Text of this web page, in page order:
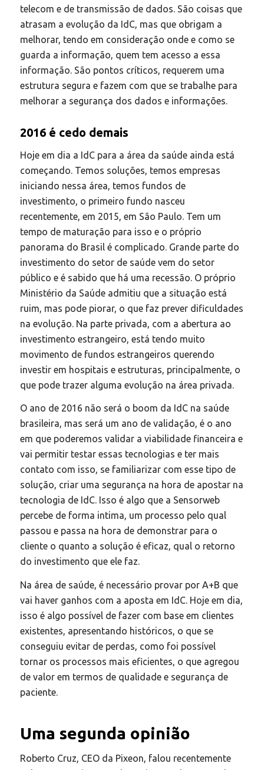
telecom e de transmissão de dados. São coisas que
atrasam a evolução da IdC, mas que obrigam a
melhorar, tendo em consideração onde e como se
guarda a informação, quem tem acesso a essa
informação. São pontos críticos, requerem uma
estrutura segura e fazem com que se trabalhe para
melhorar a segurança dos dados e informações.
2016 é cedo demais
Hoje em dia a IdC para a área da saúde ainda está
começando. Temos soluções, temos empresas
iniciando nessa área, temos fundos de
investimento, o primeiro fundo nasceu
recentemente, em 2015, em São Paulo. Tem um
tempo de maturação para isso e o próprio
panorama do Brasil é complicado. Grande parte do
investimento do setor de saúde vem do setor
público e é sabido que há uma recessão. O próprio
Ministério da Saúde admitiu que a situação está
ruim, mas pode piorar, o que faz prever dificuldades
na evolução. Na parte privada, com a abertura ao
investimento estrangeiro, está tendo muito
movimento de fundos estrangeiros querendo
investir em hospitais e estruturas, principalmente, o
que pode trazer alguma evolução na área privada.
O ano de 2016 não será o boom da IdC na saúde
brasileira, mas será um ano de validação, é o ano
em que poderemos validar a viabilidade financeira e
vai permitir testar essas tecnologias e ter mais
contato com isso, se familiarizar com esse tipo de
solução, criar uma segurança na hora de apostar na
tecnologia de IdC. Isso é algo que a Sensorweb
percebe de forma intima, um processo pelo qual
passou e passa na hora de demonstrar para o
cliente o quanto a solução é eficaz, qual o retorno
do investimento que ele faz.
Na área de saúde, é necessário provar por A+B que
vai haver ganhos com a aposta em IdC. Hoje em dia,
isso é algo possível de fazer com base em clientes
existentes, apresentando históricos, o que se
conseguiu evitar de perdas, como foi possível
tornar os processos mais eficientes, o que agregou
de valor em termos de qualidade e segurança de
paciente.
Uma segunda opinião
Roberto Cruz, CEO da Pixeon, falou recentemente